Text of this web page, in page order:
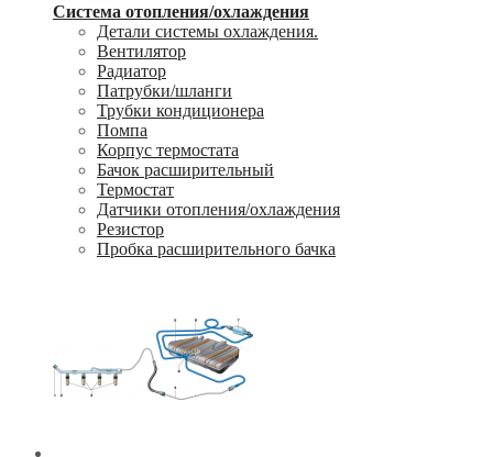
Система отопления/охлаждения
Детали системы охлаждения.
Вентилятор
Радиатор
Патрубки/шланги
Трубки кондиционера
Помпа
Корпус термостата
Бачок расширительный
Термостат
Датчики отопления/охлаждения
Резистор
Пробка расширительного бачка